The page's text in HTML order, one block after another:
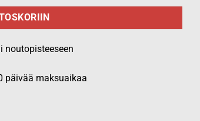
noutopisteeseen
päivää maksuaikaa